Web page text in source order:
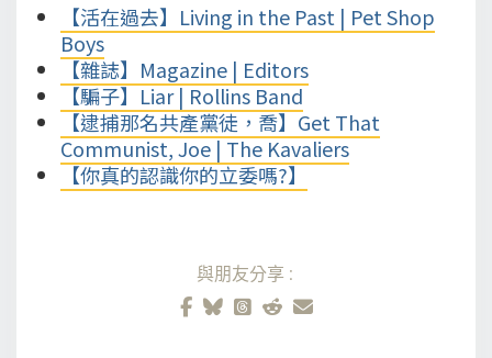
【活在過去】Living in the Past | Pet Shop
Boys
【雜誌】Magazine | Editors
【騙子】Liar | Rollins Band
【逮捕那名共產黨徒，喬】Get That
Communist, Joe | The Kavaliers
【你真的認識你的立委嗎?】
與朋友分享: